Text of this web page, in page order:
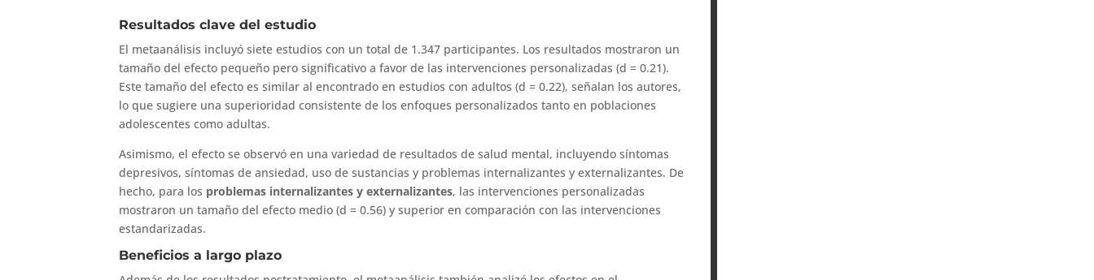
Resultados clave del estudio
El metaanálisis incluyó siete estudios con un total de 1.347 participantes. Los resultados mostraron un
tamaño del efecto pequeño pero significativo a favor de las intervenciones personalizadas (d = 0.21).
Este tamaño del efecto es similar al encontrado en estudios con adultos (d = 0.22), señalan los autores,
lo que sugiere una superioridad consistente de los enfoques personalizados tanto en poblaciones
adolescentes como adultas.
Asimismo, el efecto se observó en una variedad de resultados de salud mental, incluyendo síntomas
depresivos, síntomas de ansiedad, uso de sustancias y problemas internalizantes y externalizantes. De
hecho, para los problemas internalizantes y externalizantes, las intervenciones personalizadas
mostraron un tamaño del efecto medio (d = 0.56) y superior en comparación con las intervenciones
estandarizadas.
Beneficios a largo plazo